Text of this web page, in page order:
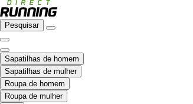
Pesquisar
Sapatilhas de homem
Sapatilhas de mulher
Roupa de homem
Roupa de mulher